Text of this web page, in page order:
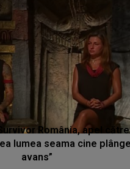
România, apel către
lumea seama cine
avans”